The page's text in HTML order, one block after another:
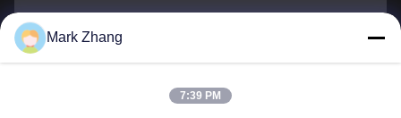
Ihr Name
Mark Zhang
7:39 PM